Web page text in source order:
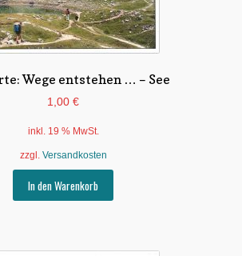
Wege entstehen … – See
1,00 €
inkl. 19 % MwSt.
zzgl. Versandkosten
In den Warenkorb